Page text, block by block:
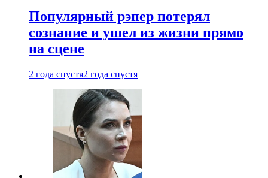
Популярный рэпер потерял
сознание и ушел из жизни прямо
на сцене
2 года спустя2 года спустя